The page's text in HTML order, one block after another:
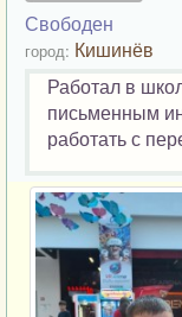
Свободен
город: Кишинёв
Работал в
письменным
работать с